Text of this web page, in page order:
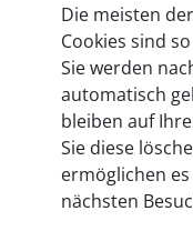
Die meisten
Cookies sind
Sie werden
automatisch
bleiben auf
Sie diese
ermöglichen
nächsten